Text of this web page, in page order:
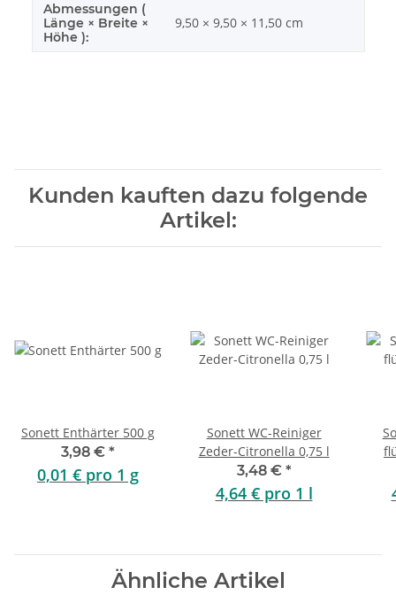
Abmessungen (
Länge × Breite ×
Höhe ):
9,50 × 9,50 × 11,50 cm
Kunden kauften dazu folgende
Artikel:
Sonett Enthärter 500 g
3,98 € *
0,01 € pro 1 g
Sonett WC-Reiniger
Zeder-Citronella 0,75 l
3,48 € *
4,64 € pro 1 l
Ähnliche Artikel